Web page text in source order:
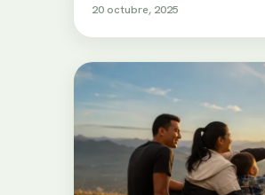
20 octubre, 2025